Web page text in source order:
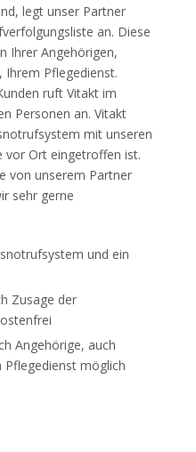
legt unser Partner
an. Diese
Ihrer Angehörigen,
Ihrem Pflegedienst.
ruft Vitakt im
Personen an. Vitakt
mit unseren
vor Ort eingetroffen ist.
von unserem Partner
sehr gerne
und ein
Zusage der
Angehörige, auch
Pflegedienst möglich